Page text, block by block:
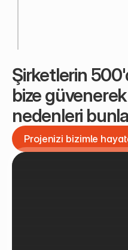
Şirketlerin
bize
nedenleri
Projenizi bizimle
Projenizi bizimle